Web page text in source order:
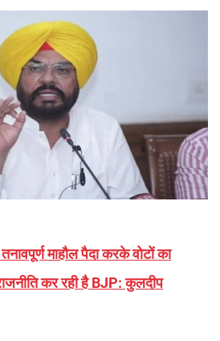
माहौल पैदा करके वोटों का
कर रही है BJP: कुलदीप